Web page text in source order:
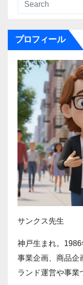
ペ
ー
ジ
送
り
プロフィール
サンクス先生
神戸生まれ。1986
事業企画、商品企
ランド運営や事業